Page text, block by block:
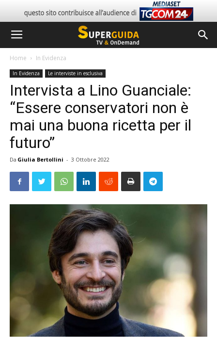
Home In Evidenza
In Evidenza Le interviste in esclusiva
Intervista a Lino Guanciale:
“Essere conservatori non è
mai una buona ricetta per il
futuro”
Da Giulia Bertollini - 3 Ottobre 2022